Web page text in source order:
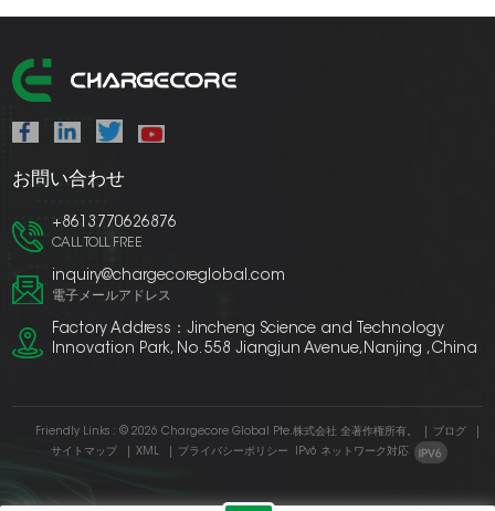
お問い合わせ
+8613770626876
CALL TOLL FREE
inquiry@chargecoreglobal.com
電子メールアドレス
Factory Address：Jincheng Science and Technology
Innovation Park, No. 558 Jiangjun Avenue,Nanjing ,China
Friendly Links : © 2026 Chargecore Global Pte.株式会社 全著作権所有。 ブログ
サイトマップ
XML プライバシーポリシー IPv6 ネットワーク対応